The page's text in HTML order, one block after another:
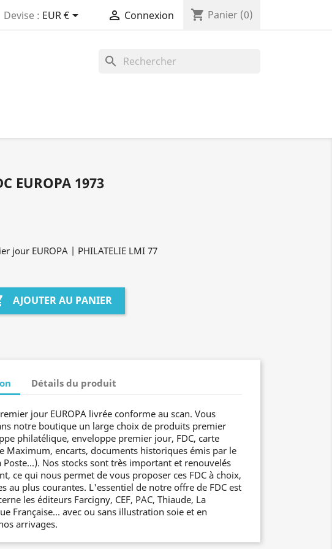
Devise : EUR €  Connexion shopping_cart Panier (0)
search
EUROPA 1973
jour EUROPA | PHILATELIE LMI 77
AJOUTER AU PANIER
Détails du produit
jour EUROPA livrée conforme au scan. Vous
notre boutique un large choix de produits premier
philatélique, enveloppe premier jour, FDC, carte
Maximum, encarts, documents historiques émis par le
Poste...). Nos stocks sont très important et renouvelés
ce qui nous permet de vous proposer ces FDC à choix,
au plus courantes. L'essentiel de notre offre de FDC est
les éditeurs Farcigny, CEF, PAC, Thiaude, La
Française... avec ou sans illustration soie et en
arrivages.